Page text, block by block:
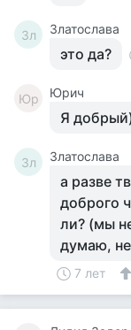
Зл Златослава
это да?
Юр Юрич
Я
Зл Златослава
а разве
доброго
ли? (мы
думаю,
7 лет